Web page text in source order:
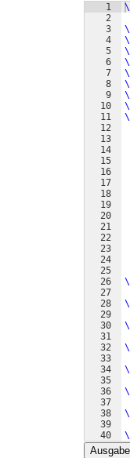
1
2
3
4
5
6
7
8
9
10
11
12
13
14
15
16
17
18
19
20
21
22
23
24
25
26
27
28
29
30
31
32
33
34
35
36
37
38
39
40
41